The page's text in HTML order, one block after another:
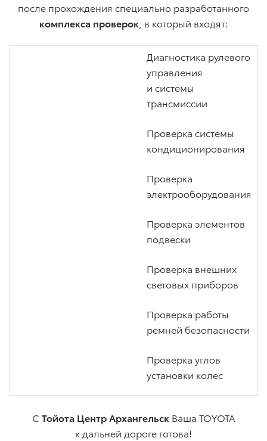
после прохождения специально разработанного
комплекса проверок, в который входят:
Диагностика рулевого
управления
и системы
трансмиссии
Проверка системы
кондиционирования
Проверка
электрооборудования
Проверка элементов
подвески
Проверка внешних
световых приборов
Проверка работы
ремней безопасности
Проверка углов
установки колес
С Тойота Центр Архангельск Ваша TOYOTA
к дальней дороге готова!